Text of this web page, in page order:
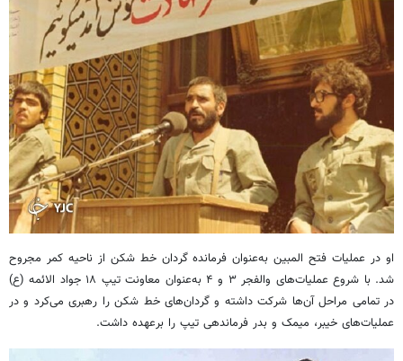
او در عملیات فتح المبین به‌عنوان فرمانده گردان خط شکن از ناحیه کمر مجروح
شد. با شروع عملیات‌های والفجر ۳ و ۴ به‌عنوان معاونت تیپ ۱۸ جواد الائمه (ع)
در تمامی مراحل آن‌ها شرکت داشته و گردان‌های خط شکن را رهبری می‌کرد و در
عملیات‌های خیبر، میمک و بدر فرماندهی تیپ را برعهده داشت.